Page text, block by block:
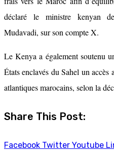
déclaré le ministre kenyan
Mudavadi, sur son compte X.
Le Kenya a également soutenu
États enclavés du Sahel un
atlantiques marocains, selon la
Share This Post:
Facebook Twitter Youtube